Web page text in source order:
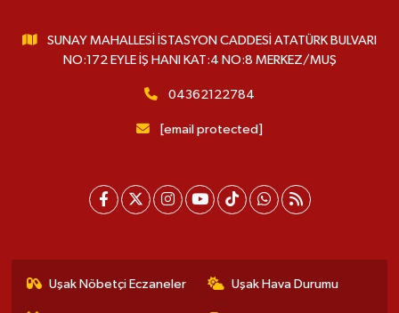
SUNAY MAHALLESİ İSTASYON CADDESİ ATATÜRK BULVARI
NO:172 EYLE İŞ HANI KAT:4 NO:8 MERKEZ/MUŞ
04362122784
[email protected]
Uşak Nöbetçi Eczaneler Uşak Hava Durumu